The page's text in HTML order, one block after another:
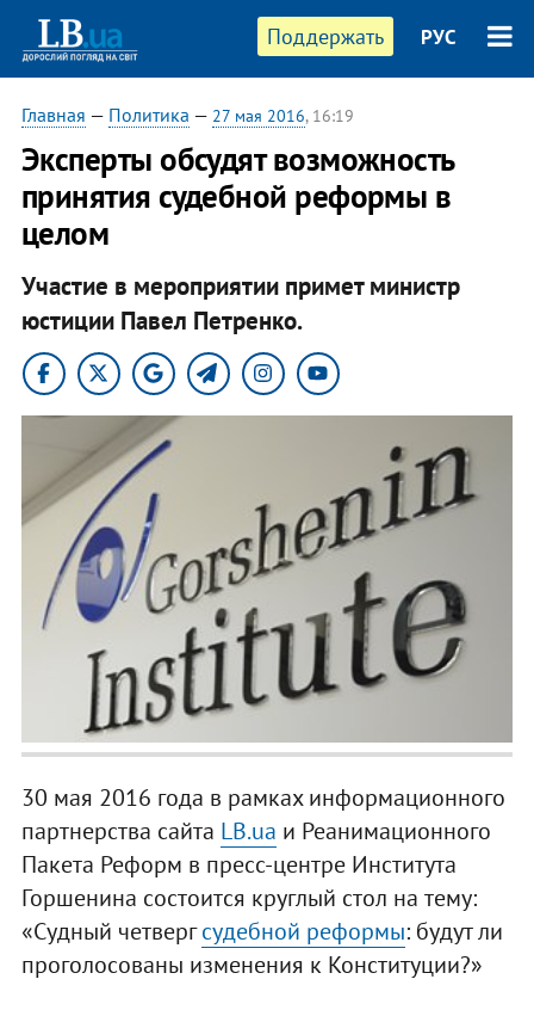
Поддержать РУС
Главная — Политика — 27 мая 2016, 16:19
Эксперты обсудят возможность
принятия судебной реформы в
целом
Участие в мероприятии примет министр
юстиции Павел Петренко.
30 мая 2016 года в рамках информационного
партнерства сайта LB.ua и Реанимационного
Пакета Реформ в пресс-центре Института
Горшенина состоится круглый стол на тему:
«Судный четвергсудебной реформы: будут ли
проголосованы изменения к Конституции?»